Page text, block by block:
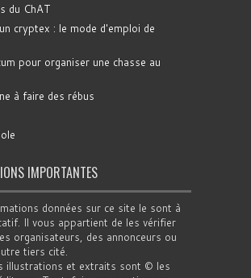
du ChAT
cryptex : le mode d'emploi de
pour organiser une chasse au
à faire des rébus
IMPORTANTES
données sur ce site le sont à
Il vous appartient de les vérifier
organisateurs, des annonceurs ou
tiers cité.
illustrations et extraits sont © les